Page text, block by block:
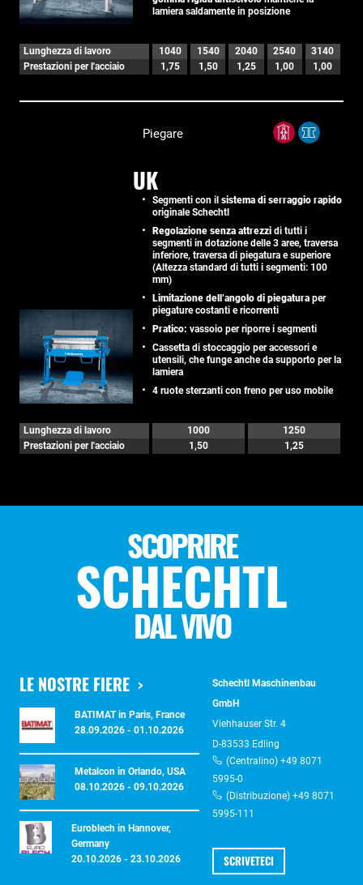
lamiera saldamente in posizione
Lunghezza di lavoro 1040 1540 2040 2540
3140
Prestazioni per l'acciaio
1,75 1,50 1,25 1,00 1,00
Piegare
UK
Segmenti con il sistema di serraggio rapido
originale Schechtl
Regolazione senza attrezzi di tutti i
segmenti in dotazione delle 3 aree, traversa
inferiore, traversa di piegatura e superiore
(Altezza standard di tutti i segmenti: 100
mm)
Limitazione dell’angolo di piegatura per
piegature costanti e ricorrenti
Pratico: vassoio per riporre i segmenti
Cassetta di stoccaggio per accessori e
utensili, che funge anche da supporto per la
lamiera
4 ruote sterzanti con freno per uso mobile
Lunghezza di lavoro 1000
1250
Prestazioni per l'acciaio
1,50 1,25
SCOPRIRE
SCHECHTL
DAL VIVO
LE NOSTRE FIERE
BATIMAT in Paris, France
28.09.2026 - 01.10.2026
Metalcon in Orlando, USA
08.10.2026 - 09.10.2026
Euroblech in Hannover,
Germany
20.10.2026 - 23.10.2026
Schechtl Maschinenbau
GmbH
Viehhauser Str. 4
D-83533 Edling
(Centralino) +49 8071
5995-0
(Distribuzione) +49 8071
5995-111
SCRIVETECI